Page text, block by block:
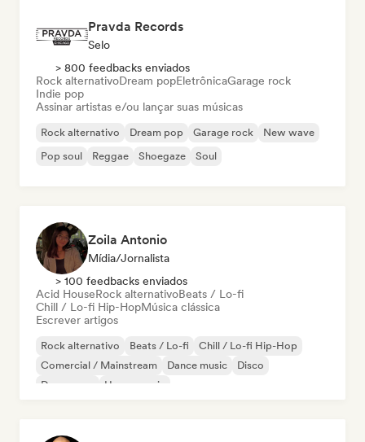
Pravda Records
Selo
> 800 feedbacks enviados
Rock alternativoDream popEletrônicaGarage rock
Indie pop
Assinar artistas e/ou lançar suas músicas
Rock alternativo Dream pop Garage rock
New wave
Pop soul
Reggae Shoegaze Soul
Zoila Antonio
Mídia/Jornalista
> 100 feedbacks enviados
Acid HouseRock alternativoBeats / Lo-fi
Chill / Lo-fi Hip-HopMúsica clássica
Escrever artigos
Rock alternativo Beats / Lo-fi
Chill / Lo-fi Hip-Hop
Comercial / Mainstream
Dance music
Disco
Dream pop
House music